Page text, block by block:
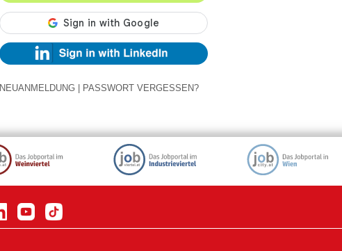
NEUANMELDUNG PASSWORT VERGESSEN?